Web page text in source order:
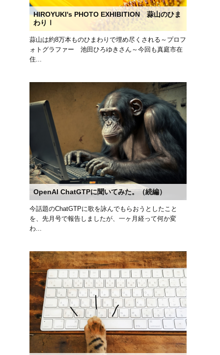
HIROYUKI's PHOTO EXHIBITION 蒜山のひま
わりⅠ
蒜山は約8万本ものひまわりで埋め尽くされる～プロフ
ォトグラファー 池田ひろゆきさん～今回も真庭市在
住...
OpenAI ChatGTPに聞いてみた。（続編）
今話題のChatGTPに歌を詠んでもらおうとしたこと
を、先月号で報告しましたが、一ヶ月経って何か変
わ...